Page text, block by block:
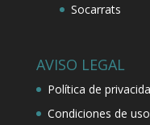
Socarrats
AVISO LEGAL
Política de
Condiciones de uso